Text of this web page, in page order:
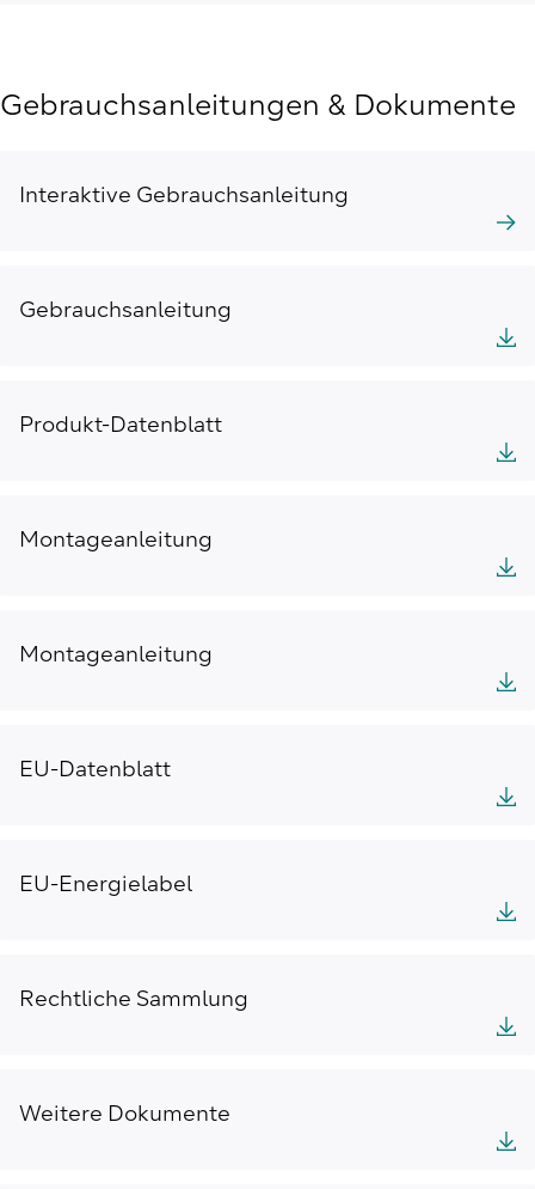
Gebrauchsanleitungen & Dokumente
Interaktive Gebrauchsanleitung
Gebrauchsanleitung
Produkt-Datenblatt
Montageanleitung
Montageanleitung
EU-Datenblatt
EU-Energielabel
Rechtliche Sammlung
Weitere Dokumente